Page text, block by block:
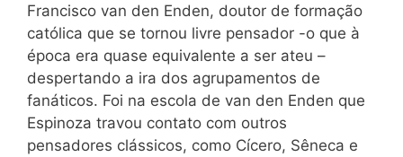
Francisco van den Enden, doutor de formação
católica que se tornou livre pensador -o que à
época era quase equivalente a ser ateu –
despertando a ira dos agrupamentos de
fanáticos. Foi na escola de van den Enden que
Espinoza travou contato com outros
pensadores clássicos, como Cícero, Sêneca e